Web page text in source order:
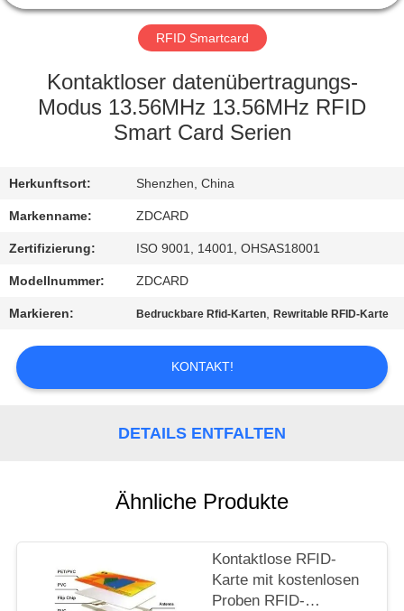
FABRIK-
QUALITÄTSKONTROLLE
SIE
MIT
UNS
IN
VERBINDUNG
NACHRICHTEN
PRIVACY
POLICY
RFID Smartcard
Kontaktloser datenübertragungs-
Modus 13.56MHz 13.56MHz RFID
Smart Card Serien
Herkunftsort: Shenzhen, China
Markenname: ZDCARD
Zertifizierung: ISO 9001, 14001, OHSAS18001
Modellnummer: ZDCARD
Markieren: Bedruckbare Rfid-Karten,Rewritable RFID-Karte
KONTAKT!
DETAILS ENTFALTEN
Ähnliche Produkte
Kontaktlose RFID-
Karte mit kostenlosen
Proben RFID-